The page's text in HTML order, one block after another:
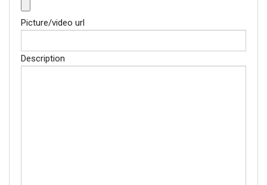
Picture/video url
Description